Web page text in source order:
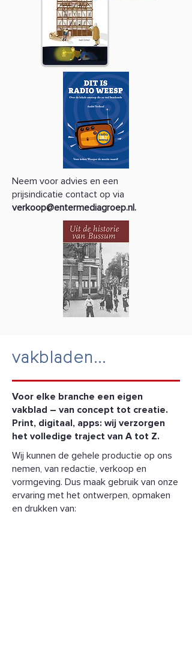
Neem voor advies en een
prijsindicatie contact op via
verkoop@entermediagroep.nl.
vakbladen...
Voor elke branche een eigen
vakblad – van concept tot creatie.
Print, digitaal, apps: wij verzorgen
het volledige traject van A tot Z.
Wij kunnen de gehele productie op ons
nemen, van redactie, verkoop en
vormgeving. Dus maak gebruik van onze
ervaring met het ontwerpen, opmaken
en drukken van: